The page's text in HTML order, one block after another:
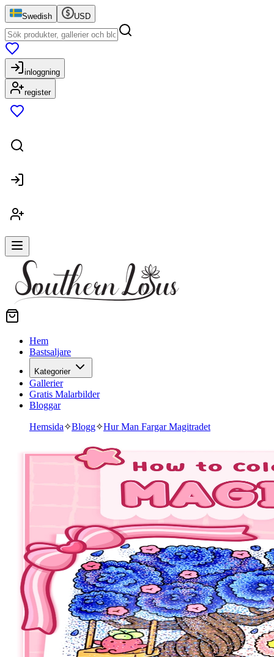
Swedish USD
inloggning
register
Hem
Bastsaljare
Kategorier
Gallerier
Gratis Malarbilder
Bloggar
Hemsida✧Blogg✧Hur Man Fargar Magitradet